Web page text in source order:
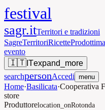
festival
sagr.itTerritori e tradizioni
SagreTerritoriRicetteProdotti
evento
🇮🇹 ITexpand_more
searchpersonAccedi menu
Home·Basilicata·Cooperativa
store
Produttorelocation_onRotonda